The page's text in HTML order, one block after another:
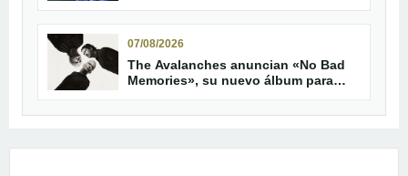
07/08/2026
The Avalanches anuncian «No Bad
Memories», su nuevo álbum para